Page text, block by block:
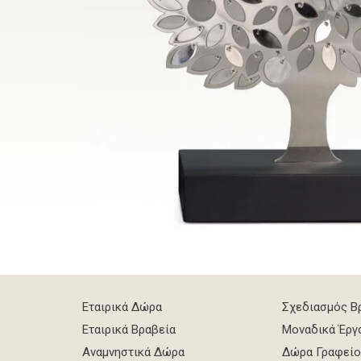
Εταιρικά Δώρα
Εταιρικά Βραβεία
Αναμνηστικά Δώρα
Σχεδιασμός
Μοναδικά
Δώρα